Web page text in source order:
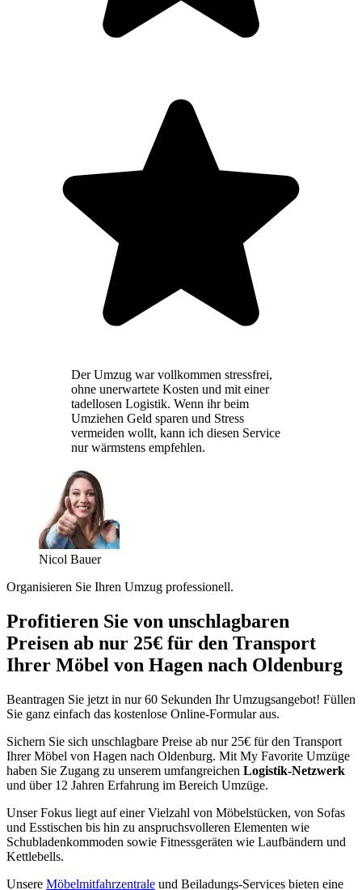
Der Umzug war vollkommen stressfrei,
ohne unerwartete Kosten und mit einer
tadellosen Logistik. Wenn ihr beim
Umziehen Geld sparen und Stress
vermeiden wollt, kann ich diesen Service
nur wärmstens empfehlen.
Nicol Bauer
Organisieren Sie Ihren Umzug professionell.
Profitieren Sie von unschlagbaren
Preisen ab nur 25€ für den Transport
Ihrer Möbel von Hagen nach Oldenburg
Beantragen Sie jetzt in nur 60 Sekunden Ihr Umzugsangebot! Füllen
Sie ganz einfach das kostenlose Online-Formular aus.
Sichern Sie sich unschlagbare Preise ab nur 25€ für den Transport
Ihrer Möbel von Hagen nach Oldenburg. Mit My Favorite Umzüge
haben Sie Zugang zu unserem umfangreichen Logistik-Netzwerk
und über 12 Jahren Erfahrung im Bereich Umzüge.
Unser Fokus liegt auf einer Vielzahl von Möbelstücken, von Sofas
und Esstischen bis hin zu anspruchsvolleren Elementen wie
Schubladenkommoden sowie Fitnessgeräten wie Laufbändern und
Kettlebells.
Unsere Möbelmitfahrzentrale und Beiladungs-Services bieten eine